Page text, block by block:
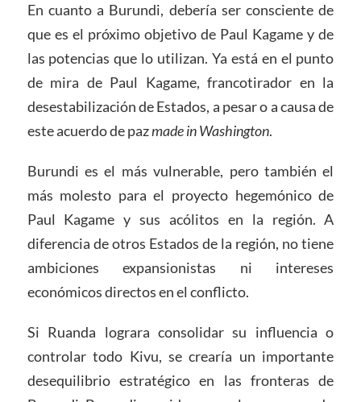
En cuanto a Burundi, debería ser consciente de
que es el próximo objetivo de Paul Kagame y de
las potencias que lo utilizan. Ya está en el punto
de mira de Paul Kagame, francotirador en la
desestabilización de Estados, a pesar o a causa de
este acuerdo de pazmade in Washington.
Burundi es el más vulnerable, pero también el
más molesto para el proyecto hegemónico de
Paul Kagame y sus acólitos en la región. A
diferencia de otros Estados de la región, no tiene
ambiciones expansionistas ni intereses
económicos directos en el conflicto.
Si Ruanda lograra consolidar su influencia o
controlar todo Kivu, se crearía un importante
desequilibrio estratégico en las fronteras de